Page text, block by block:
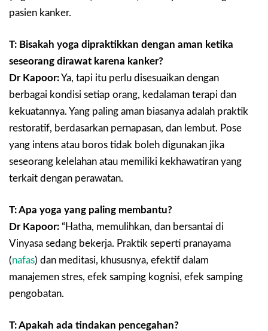
pasien kanker.
T: Bisakah yoga dipraktikkan dengan aman ketika
seseorang dirawat karena kanker?
Dr Kapoor:Ya, tapi itu perlu disesuaikan dengan
berbagai kondisi setiap orang, kedalaman terapi dan
kekuatannya. Yang paling aman biasanya adalah praktik
restoratif, berdasarkan pernapasan, dan lembut. Pose
yang intens atau boros tidak boleh digunakan jika
seseorang kelelahan atau memiliki kekhawatiran yang
terkait dengan perawatan.
T: Apa yoga yang paling membantu?
Dr Kapoor: “Hatha, memulihkan, dan bersantai di
Vinyasa sedang bekerja. Praktik seperti pranayama
(nafas) dan meditasi, khususnya, efektif dalam
manajemen stres, efek samping kognisi, efek samping
pengobatan.
T: Apakah ada tindakan pencegahan?